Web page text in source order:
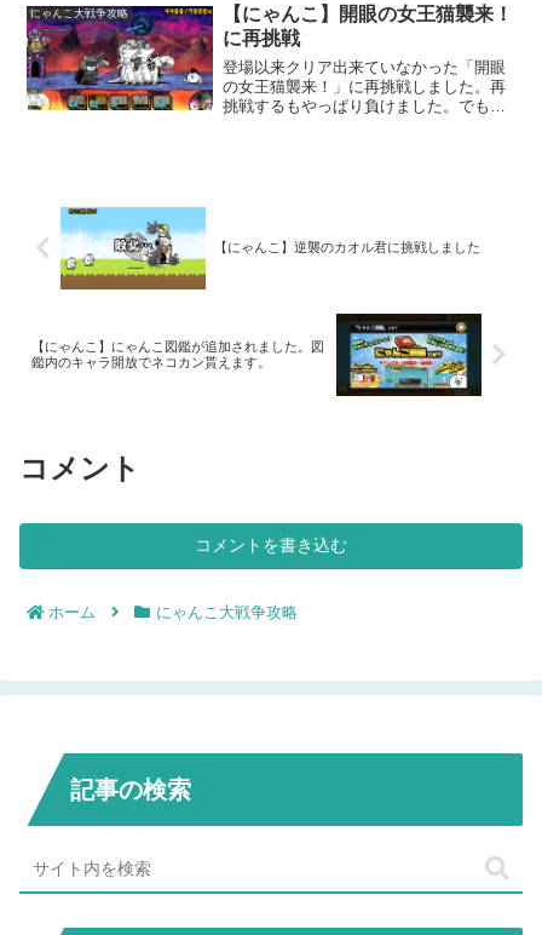
天使は出てこなかった。赤い敵が多いで
すね。凄く簡単でした。あっ...
にゃんこ大戦争攻略
【にゃんこ】開眼の女王猫襲来！
に再挑戦
登場以来クリア出来ていなかった「開眼
の女王猫襲来！」に再挑戦しました。再
挑戦するもやっぱり負けました。でも、
【にゃんこ】逆襲のカオル君に挑戦しました
【にゃんこ】にゃんこ図鑑が追加されました。図
鑑内のキャラ開放でネコカン貰えます。
コメント
コメントを書き込む
ホーム にゃんこ大戦争攻略
記事の検索